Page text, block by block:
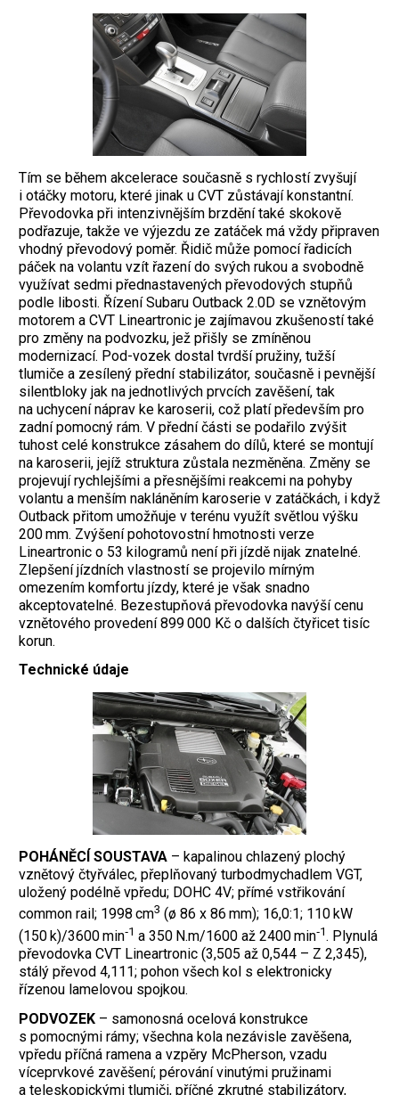
Tím se během akcelerace současně s rychlostí zvyšují
i otáčky motoru, které jinak u CVT zůstávají konstantní.
Převodovka při intenzivnějším brzdění také skokově
podřazuje, takže ve výjezdu ze zatáček má vždy připraven
vhodný převodový poměr. Řidič může pomocí řadicích
páček na volantu vzít řazení do svých rukou a svobodně
využívat sedmi přednastavených převodových stupňů
podle libosti. Řízení Subaru Outback 2.0D se vznětovým
motorem a CVT Lineartronic je zajímavou zkušeností také
pro změny na podvozku, jež přišly se zmíněnou
modernizací. Pod-vozek dostal tvrdší pružiny, tužší
tlumiče a zesílený přední stabilizátor, současně i pevnější
silentbloky jak na jednotlivých prvcích zavěšení, tak
na uchycení náprav ke karoserii, což platí především pro
zadní pomocný rám. V přední části se podařilo zvýšit
tuhost celé konstrukce zásahem do dílů, které se montují
na karoserii, jejíž struktura zůstala nezměněna. Změny se
projevují rychlejšími a přesnějšími reakcemi na pohyby
volantu a menším nakláněním karoserie v zatáčkách, i když
Outback přitom umožňuje v terénu využít světlou výšku
200 mm. Zvýšení pohotovostní hmotnosti verze
Lineartronic o 53 kilogramů není při jízdě nijak znatelné.
Zlepšení jízdních vlastností se projevilo mírným
omezením komfortu jízdy, které je však snadno
akceptovatelné. Bezestupňová převodovka navýší cenu
vznětového provedení 899 000 Kč o dalších čtyřicet tisíc
korun.
Technické údaje
POHÁNĚCÍ SOUSTAVA – kapalinou chlazený plochý
vznětový čtyřválec, přeplňovaný turbodmychadlem VGT,
uložený podélně vpředu; DOHC 4V; přímé vstřikování
common rail; 1998 cm3 (ø 86 x 86 mm); 16,0:1; 110 kW
(150 k)/3600 min‑1 a 350 N.m/1600 až 2400 min‑1. Plynulá
převodovka CVT Lineartronic (3,505 až 0,544 – Z 2,345),
stálý převod 4,111; pohon všech kol s elektronicky
řízenou lamelovou spojkou.
PODVOZEK – samonosná ocelová konstrukce
s pomocnými rámy; všechna kola nezávisle zavěšena,
vpředu příčná ramena a vzpěry McPherson, vzadu
víceprvkové zavěšení; pérování vinutými pružinami
a teleskopickými tlumiči, příčné zkrutné stabilizátory,